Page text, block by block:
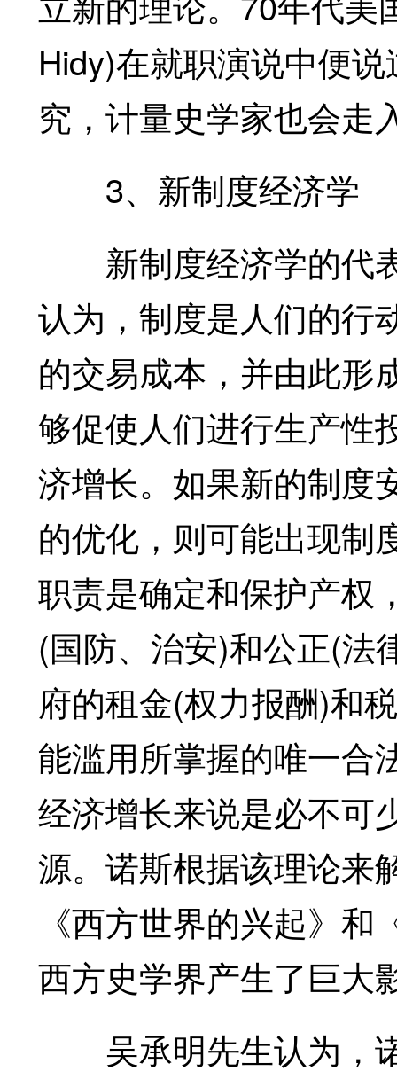
Hidy)在就职演说中便
究，计量史学家也会走
3、新制度经济学
新制度经济学的代表
认为，制度是人们的行
的交易成本，并由此形
够促使人们进行生产性
济增长。如果新的制度
的优化，则可能出现制
职责是确定和保护产权
(国防、治安)和公正(法
府的租金(权力报酬)和
能滥用所掌握的唯一合
经济增长来说是必不可
源。诺斯根据该理论来
《西方世界的兴起》
西方史学界产生了巨大
吴承明先生认为，